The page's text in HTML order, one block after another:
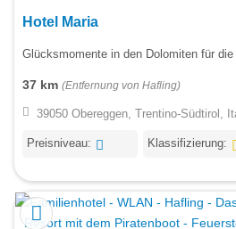
Hotel Maria
Glücksmomente in den Dolomiten für
37 km (Entfernung von Hafling)
39050 Obereggen, Trentino-Südtirol,
Preisniveau: Klassifizierung: